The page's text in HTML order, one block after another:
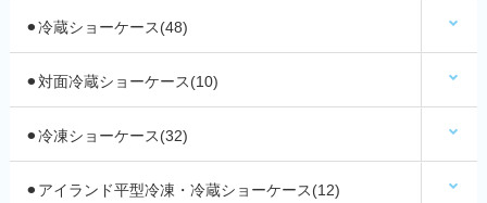
⚫︎冷蔵ショーケース(48)
⚫︎対面冷蔵ショーケース(10)
⚫︎冷凍ショーケース(32)
⚫︎アイランド平型冷凍・冷蔵ショーケース(12)